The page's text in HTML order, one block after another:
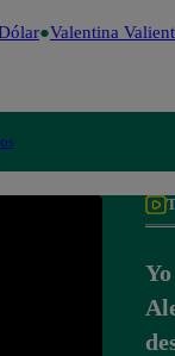
Valentina Valiente